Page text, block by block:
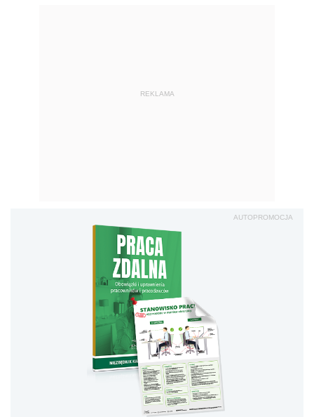
REKLAMA
AUTOPROMOCJA